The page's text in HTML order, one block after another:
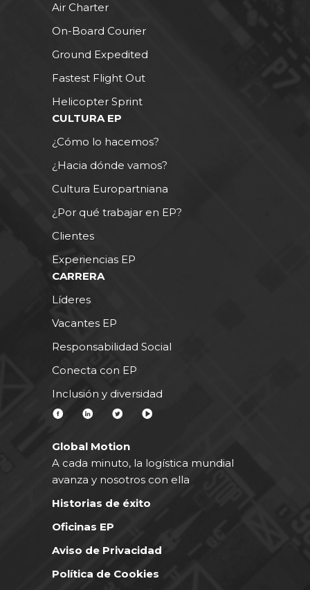
Air Charter
On-Board Courier
Ground Expedited
Fastest Flight Out
Helicopter Sprint
CULTURA EP
¿Cómo lo hacemos?
¿Hacia dónde vamos?
Cultura Europartniana
¿Por qué trabajar en EP?
Clientes
Experiencias EP
CARRERA
Líderes
Vacantes EP
Responsabilidad Social
Conecta con EP
Inclusión y diversidad
Global Motion
A cada minuto, la logística mundial
avanza y nosotros con ella
Historias de éxito
Oficinas EP
Aviso de Privacidad
Política de Cookies